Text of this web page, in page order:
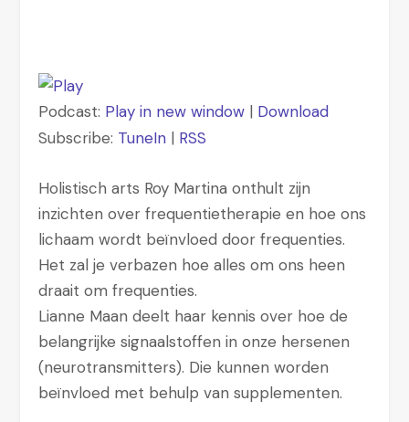
Podcast: Play in new window | Download
Subscribe: TuneIn | RSS
Holistisch arts Roy Martina onthult zijn
inzichten over frequentietherapie en hoe ons
lichaam wordt beïnvloed door frequenties.
Het zal je verbazen hoe alles om ons heen
draait om frequenties.
Lianne Maan deelt haar kennis over hoe de
belangrijke signaalstoffen in onze hersenen
(neurotransmitters). Die kunnen worden
beïnvloed met behulp van supplementen.